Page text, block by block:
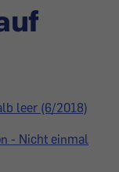
leer (6/2018)
- Nicht einmal